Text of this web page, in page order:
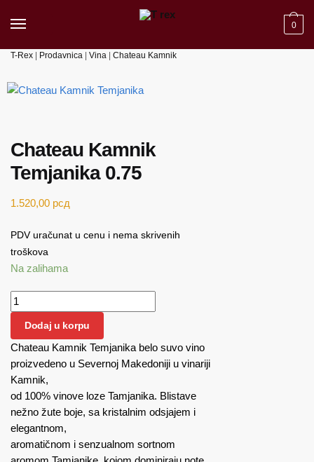
0
T-Rex Prodavnica Vina Chateau Kamnik
Chateau Kamnik
Temjanika 0.75
1.520,00 рсд
PDV uračunat u cenu i nema skrivenih
troškova
Na zalihama
Chateau Kamnik Temjanika 0.75 količina
Dodaj u korpu
Chateau Kamnik Temjanika belo suvo vino
proizvedeno u Severnoj Makedoniji u vinariji
Kamnik,
od 100% vinove loze Tamjanika. Blistave
nežno žute boje, sa kristalnim odsjajem i
elegantnom,
aromatičnom i senzualnom sortnom